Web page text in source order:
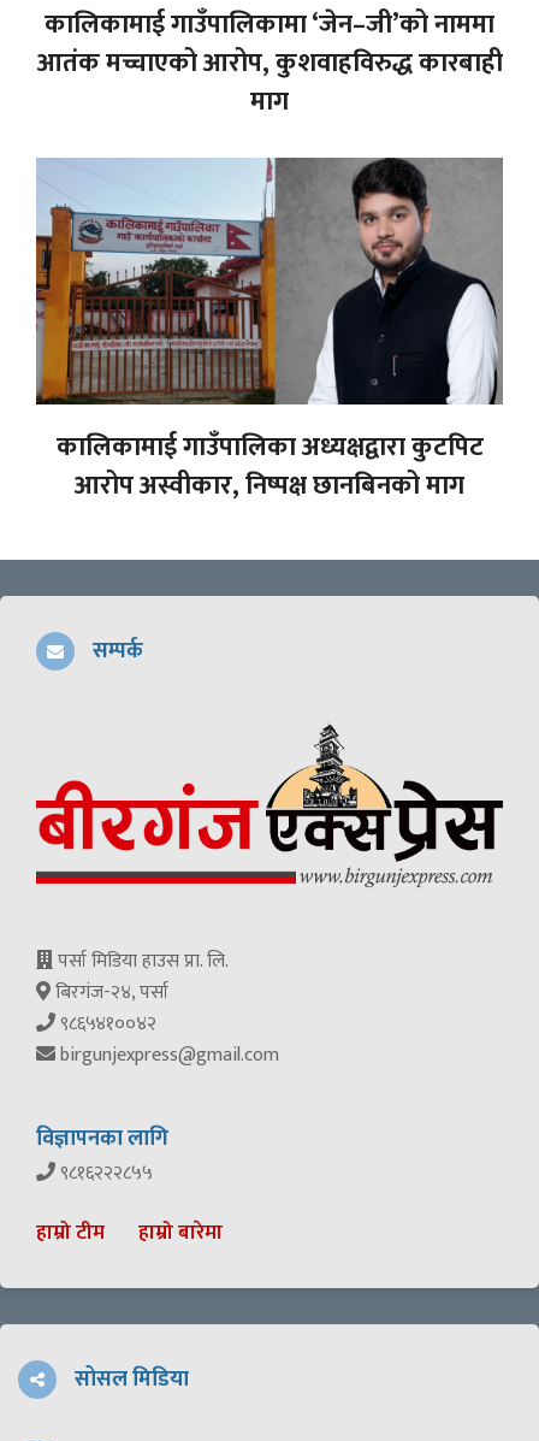
कालिकामाई गाउँपालिकामा ‘जेन–जी’को नाममा
आतंक मच्चाएको आरोप, कुशवाहविरुद्ध कारबाही
माग
कालिकामाई गाउँपालिका अध्यक्षद्वारा कुटपिट
आरोप अस्वीकार, निष्पक्ष छानबिनको माग
सम्पर्क
पर्सा मिडिया हाउस प्रा. लि.
बिरगंज-२४, पर्सा
९८६५४१००४२
birgunjexpress@gmail.com
विज्ञापनका लागि
९८१६२२२८५५
हाम्रो टीम हाम्रो बारेमा
सोसल मिडिया